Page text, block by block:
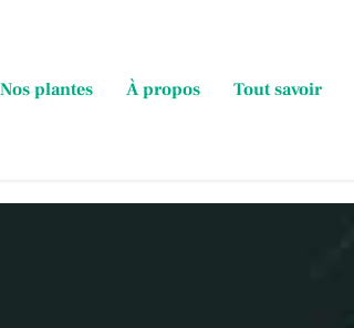
Nos plantes À propos Tout savoir